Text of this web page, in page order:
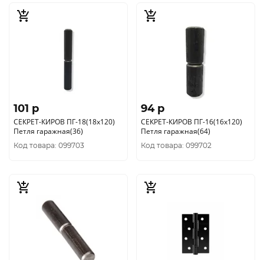
101 p
СЕКРЕТ-КИРОВ ПГ-18(18х120)
Петля гаражная(36)
Код товара: 099703
94 p
СЕКРЕТ-КИРОВ ПГ-16(16х120)
Петля гаражная(64)
Код товара: 099702